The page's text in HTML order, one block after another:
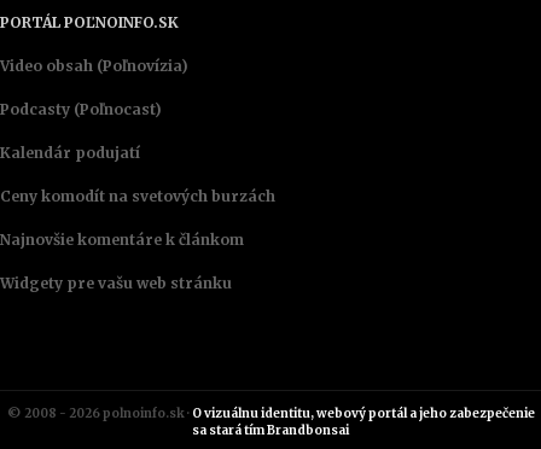
PORTÁL POĽNOINFO.SK
Video obsah (Poľnovízia)
Podcasty (Poľnocast)
Kalendár podujatí
Ceny komodít na svetových burzách
Najnovšie komentáre k článkom
Widgety pre vašu web stránku
© 2008 - 2026 polnoinfo.sk · O vizuálnu identitu, webový portál a jeho zabezpečenie
sa stará tím Brandbonsai